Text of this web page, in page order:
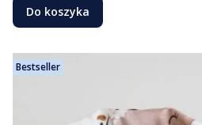
Do koszyka
Bestseller